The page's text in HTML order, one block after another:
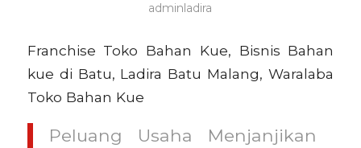
adminladira
Franchise Toko Bahan Kue, Bisnis Bahan
kue di Batu, Ladira Batu Malang, Waralaba
Toko Bahan Kue
Peluang Usaha Menjanjikan